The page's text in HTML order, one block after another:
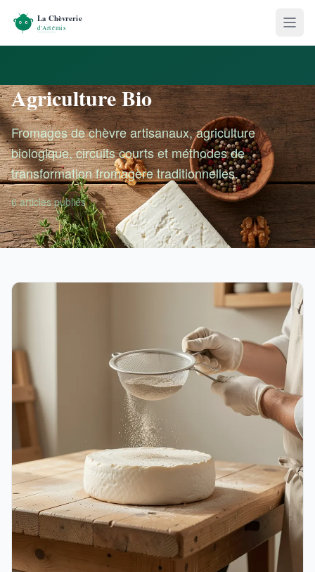
Agriculture Bio
Fromages de chèvre artisanaux, agriculture
biologique, circuits courts et méthodes de
transformation fromagère traditionnelles.
6 articles publiés